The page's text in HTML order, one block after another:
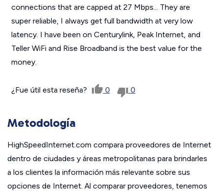
connections that are capped at 27 Mbps... They are
super reliable, I always get full bandwidth at very low
latency. I have been on Centurylink, Peak Internet, and
Teller WiFi and Rise Broadband is the best value for the
money.
¿Fue útil esta reseña? 0 0
Metodología
HighSpeedInternet.com compara proveedores de Internet
dentro de ciudades y áreas metropolitanas para brindarles
a los clientes la información más relevante sobre sus
opciones de Internet. Al comparar proveedores, tenemos